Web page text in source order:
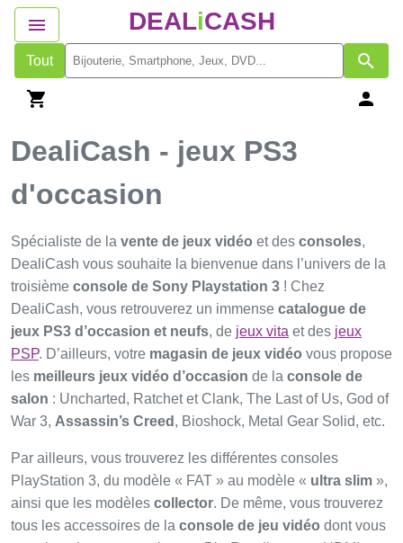
DEALiCASH
Tout
DealiCash - jeux PS3
d'occasion
Spécialiste de la vente de jeux vidéo et des consoles,
DealiCash vous souhaite la bienvenue dans l’univers de la
troisième console de Sony Playstation 3 ! Chez
DealiCash, vous retrouverez un immense catalogue de
jeux PS3 d’occasion et neufs, de jeux vita et des jeux
PSP. D’ailleurs, votre magasin de jeux vidéo vous propose
les meilleurs jeux vidéo d’occasion de la console de
salon : Uncharted, Ratchet et Clank, The Last of Us, God of
War 3, Assassin’s Creed , Bioshock, Metal Gear Solid, etc.
Par ailleurs, vous trouverez les différentes consoles
PlayStation 3, du modèle « FAT » au modèle « ultra slim »,
ainsi que les modèles collector. De même, vous trouverez
tous les accessoires de la console de jeu vidéo dont vous